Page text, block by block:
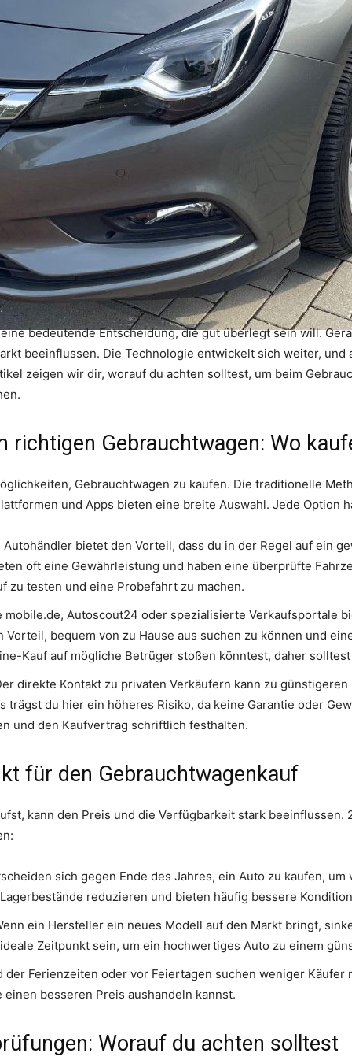
bedeutende Entscheidung, die gut überlegt sein will.
beeinflussen. Die Technologie entwickelt sich weiter, und
zeigen wir dir, worauf du achten solltest, um beim
richtigen Gebrauchtwagen: Wo
Gebrauchtwagen zu kaufen. Die traditionelle
und Apps bieten eine breite Auswahl. Jede Option
bietet den Vorteil, dass du in der Regel auf ein
oft eine Gewährleistung und haben eine überprüfte
zu testen und eine Probefahrt zu machen.
Autoscout24 oder spezialisierte Verkaufsportale
Vorteil, bequem von zu Hause aus suchen zu können und
Kauf auf mögliche Betrüger stoßen könntest, daher
direkte Kontakt zu privaten Verkäufern kann zu
trägst du hier ein höheres Risiko, da keine Garantie oder
und den Kaufvertrag schriftlich festhalten.
für den Gebrauchtwagenkauf
kann den Preis und die Verfügbarkeit stark
sich gegen Ende des Jahres, ein Auto zu kaufen, um
reduzieren und bieten häufig bessere
ein Hersteller ein neues Modell auf den Markt bringt,
Zeitpunkt sein, um ein hochwertiges Auto zu einem
der Ferienzeiten oder vor Feiertagen suchen weniger Käufer
besseren Preis aushandeln kannst.
Worauf du achten solltest